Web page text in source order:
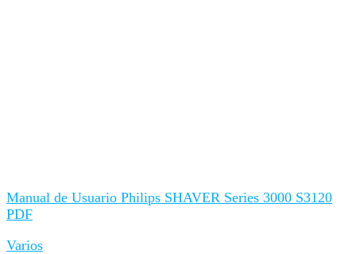
Manual de Usuario Philips SHAVER Series 3000 S3120
PDF
Varios